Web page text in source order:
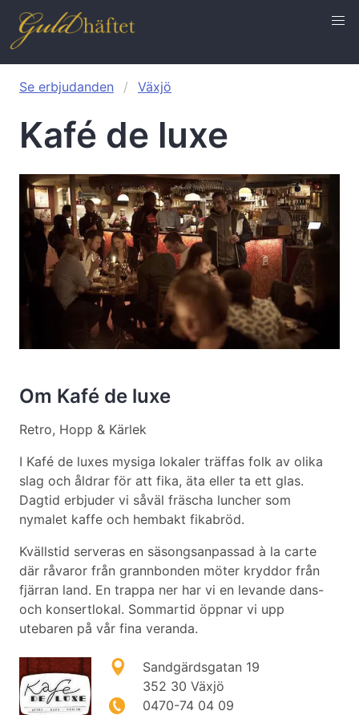
Se erbjudanden Växjö
Kafé de luxe
Om Kafé de luxe
Retro, Hopp & Kärlek
I Kafé de luxes mysiga lokaler träffas folk av olika
slag och åldrar för att fika, äta eller ta ett glas.
Dagtid erbjuder vi såväl fräscha luncher som
nymalet kaffe och hembakt fikabröd.
Kvällstid serveras en säsongsanpassad à la carte
där råvaror från grannbonden möter kryddor från
fjärran land. En trappa ner har vi en levande dans-
och konsertlokal. Sommartid öppnar vi upp
utebaren på vår fina veranda.
Sandgärdsgatan 19
352 30 Växjö
0470-74 04 09